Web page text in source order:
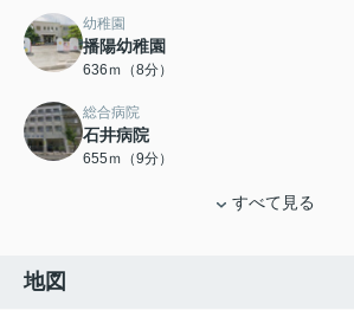
幼稚園
播陽幼稚園
636ｍ（8分）
総合病院
石井病院
655ｍ（9分）
すべて見る
地図